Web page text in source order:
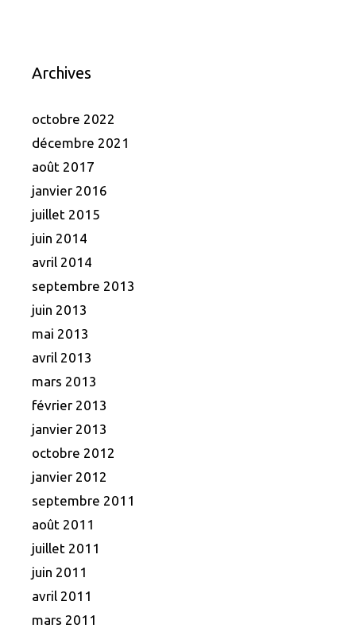
Archives
octobre 2022
décembre 2021
août 2017
janvier 2016
juillet 2015
juin 2014
avril 2014
septembre 2013
juin 2013
mai 2013
avril 2013
mars 2013
février 2013
janvier 2013
octobre 2012
janvier 2012
septembre 2011
août 2011
juillet 2011
juin 2011
avril 2011
mars 2011